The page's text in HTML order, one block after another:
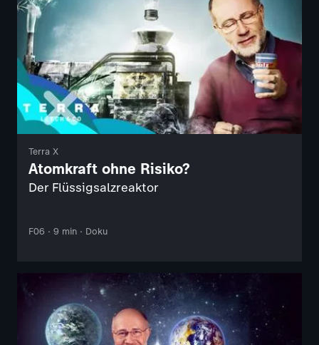
Terra X
Atomkraft ohne Risiko?
Der Flüssigsalzreaktor
F06 · 9 min · Doku